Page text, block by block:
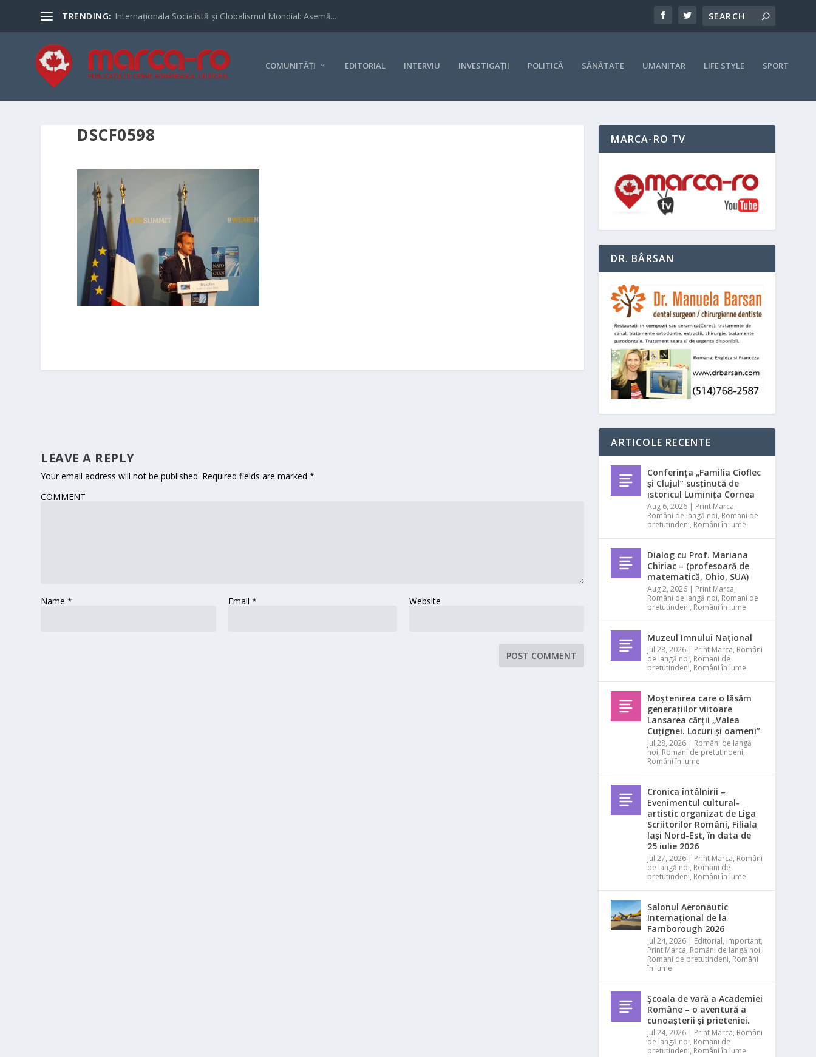
TRENDING: Internaționala Socialistă și Globalismul Mondial: Asemă...
COMUNITĂȚI EDITORIAL INTERVIU INVESTIGAȚII POLITICĂ SĂNĂTATE UMANITAR LIFE STYLE SPORT
DSCF0598
LEAVE A REPLY
Your email address will not be published. Required fields are marked*
COMMENT
Name* Email * Website
MARCA-RO TV
DR. BÂRSAN
ARTICOLE RECENTE
Conferința „Familia Cioflec
și Clujul” susținută de
istoricul Luminița Cornea
Aug 6, 2026 | Print Marca,
Români de langă noi, Romani de
pretutindeni, Români în lume
Dialog cu Prof. Mariana
Chiriac – (profesoară de
matematică, Ohio, SUA)
Aug 2, 2026 | Print Marca,
Români de langă noi, Romani de
pretutindeni, Români în lume
Muzeul Imnului Național
Jul 28, 2026 | Print Marca, Români
de langă noi, Romani de
pretutindeni, Români în lume
Moștenirea care o lăsăm
generațiilor viitoare
Lansarea cărții „Valea
Cuțignei. Locuri și oameni”
Jul 28, 2026 | Români de langă
noi, Romani de pretutindeni,
Români în lume
Cronica întâlnirii –
Evenimentul cultural-
artistic organizat de Liga
Scriitorilor Români, Filiala
Iași Nord-Est, în data de
25 iulie 2026
Jul 27, 2026 | Print Marca, Români
de langă noi, Romani de
pretutindeni, Români în lume
Salonul Aeronautic
Internațional de la
Farnborough 2026
Jul 24, 2026 | Editorial, Important,
Print Marca, Români de langă noi,
Romani de pretutindeni, Români
în lume
Școala de vară a Academiei
Române – o aventură a
cunoașterii și prieteniei.
Jul 24, 2026 | Print Marca, Români
de langă noi, Romani de
pretutindeni, Români în lume